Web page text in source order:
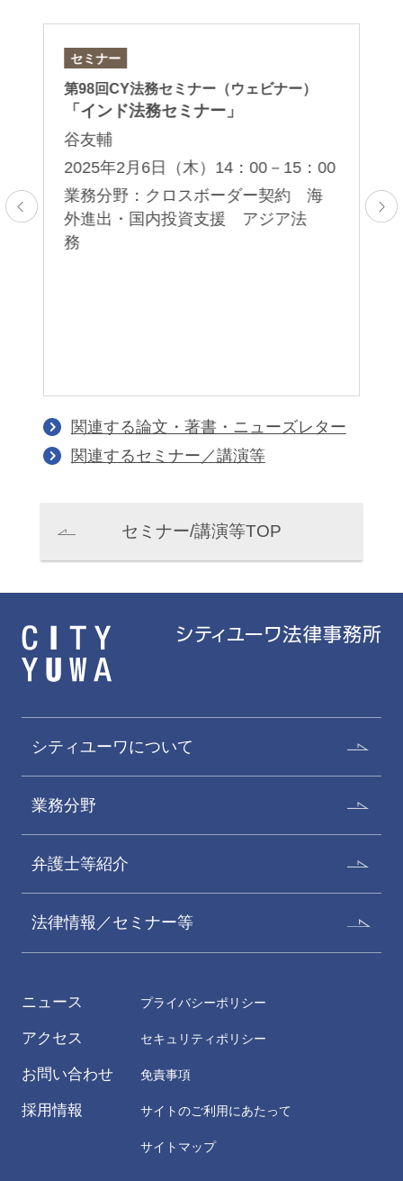
セミナー
第98回CY法務セミナー（ウェビナー）
「インド法務セミナー」
谷友輔
2025年2月6日（木）14：00－15：00
業務分野：クロスボーダー契約 海
外進出・国内投資支援 アジア法
務
00
関連する論文・著書・ニューズレター
関連するセミナー／講演等
セミナー/講演等TOP
シティユーワについて
業務分野
弁護士等紹介
法律情報／セミナー等
ニュース
アクセス
お問い合わせ
採用情報
プライバシーポリシー
セキュリティポリシー
免責事項
サイトのご利用にあたって
サイトマップ